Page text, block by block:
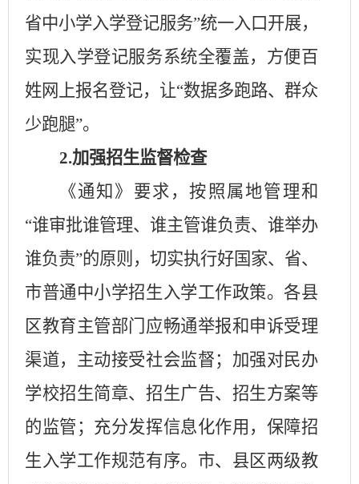
省中小学入学登记服务”统一入口开展，
实现入学登记服务系统全覆盖，方便百
姓网上报名登记，让“数据多跑路、群众
少跑腿”。
2.加强招生监督检查
《通知》要求，按照属地管理和
“谁审批谁管理、谁主管谁负责、谁举办
谁负责”的原则，切实执行好国家、省、
市普通中小学招生入学工作政策。各县
区教育主管部门应畅通举报和申诉受理
渠道，主动接受社会监督；加强对民办
学校招生简章、招生广告、招生方案等
的监管；充分发挥信息化作用，保障招
生入学工作规范有序。市、县区两级教